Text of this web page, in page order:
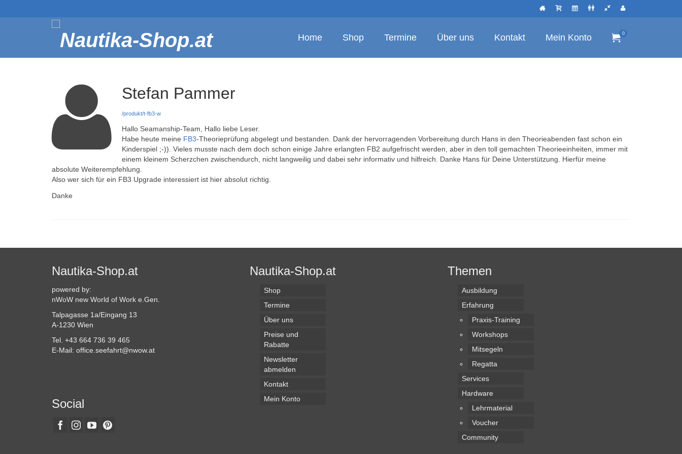
Home Shop Termine Über uns Kontakt Mein Konto 0
Stefan Pammer
/produkt/t-fb3-w
Hallo Seamanship-Team, Hallo liebe Leser.
Habe heute meine FB3-Theorieprüfung abgelegt und bestanden. Dank der hervorragenden Vorbereitung durch Hans in den Theorieabenden fast schon ein
Kinderspiel ;-)). Vieles musste nach dem doch schon einige Jahre erlangten FB2 aufgefrischt werden, aber in den toll gemachten Theorieeinheiten, immer mit
einem kleinem Scherzchen zwischendurch, nicht langweilig und dabei sehr informativ und hilfreich. Danke Hans für Deine Unterstützung. Hierfür meine
absolute Weiterempfehlung.
Also wer sich für ein FB3 Upgrade interessiert ist hier absolut richtig.
Danke
Nautika-Shop.at
powered by:
nWoW new World of Work e.Gen.
Talpagasse 1a/Eingang 13
A-1230 Wien
Tel. +43 664 736 39 465
E-Mail: office.seefahrt@nwow.at
Social
Nautika-Shop.at
Shop
Termine
Über uns
Preise und
Rabatte
Newsletter
abmelden
Kontakt
Mein Konto
Themen
Ausbildung
Erfahrung
Praxis-Training
Workshops
Mitsegeln
Regatta
Services
Hardware
Lehrmaterial
Voucher
Community